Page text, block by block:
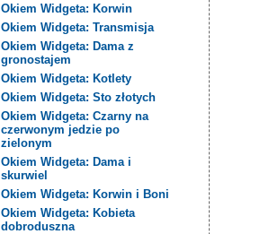
Okiem Widgeta: Korwin
Okiem Widgeta: Transmisja
Okiem Widgeta: Dama z
gronostajem
Okiem Widgeta: Kotlety
Okiem Widgeta: Sto złotych
Okiem Widgeta: Czarny na
czerwonym jedzie po
zielonym
Okiem Widgeta: Dama i
skurwiel
Okiem Widgeta: Korwin i Boni
Okiem Widgeta: Kobieta
dobroduszna